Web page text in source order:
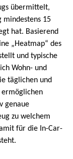
übermittelt,
mindestens 15
hat. Basierend
„Heatmap“ des
und typische
Wohn- und
täglichen und
ermöglichen
genaue
zu welchem
für die In-Car-